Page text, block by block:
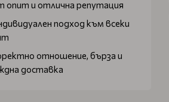
опит и отлична репутация
подход към всеки
отношение, бърза и
доставка